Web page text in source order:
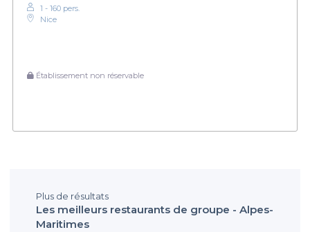
1 - 160 pers.
Nice
Établissement non réservable
Plus de résultats
Les meilleurs restaurants de groupe - Alpes-
Maritimes